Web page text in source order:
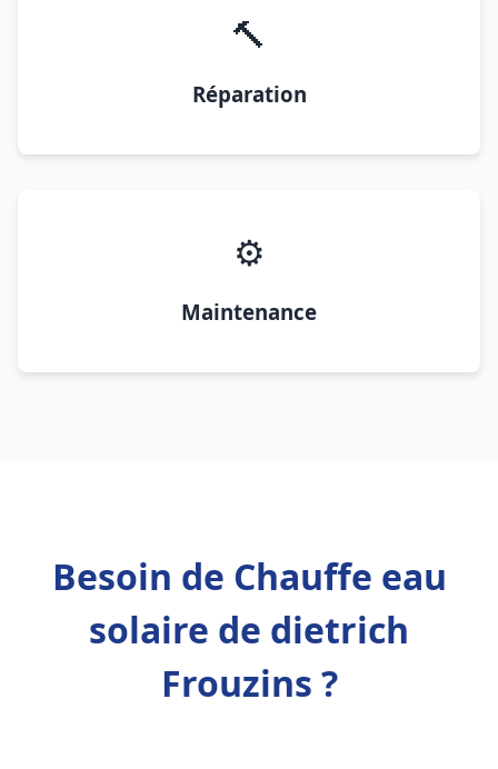
🔨
Réparation
⚙️
Maintenance
Besoin de Chauffe eau
solaire de dietrich
Frouzins ?